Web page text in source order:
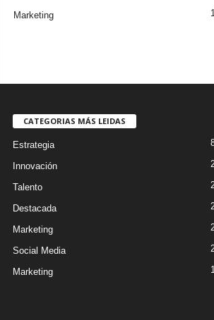
Marketing
CATEGORIAS MÁS LEIDAS
Estrategia
Innovación
Talento
Destacada
Marketing
Social Media
Marketing